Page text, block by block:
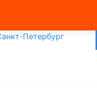
Петербург